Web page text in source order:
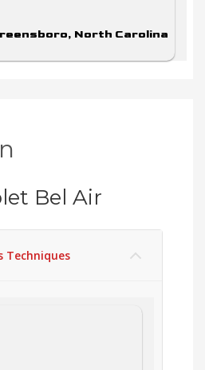
North Carolina
Bel Air
Techniques